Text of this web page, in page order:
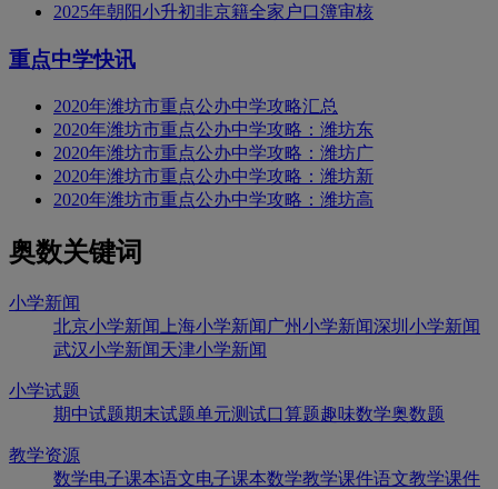
2025年朝阳小升初非京籍全家户口簿审核
重点中学快讯
2020年潍坊市重点公办中学攻略汇总
2020年潍坊市重点公办中学攻略：潍坊东
2020年潍坊市重点公办中学攻略：潍坊广
2020年潍坊市重点公办中学攻略：潍坊新
2020年潍坊市重点公办中学攻略：潍坊高
奥数关键词
小学新闻
北京小学新闻
上海小学新闻 广州小学新闻深圳小学新闻
武汉小学新闻 天津小学新闻
小学试题
期中试题期末试题单元测试口算题趣味数学奥数题
教学资源
数学电子课本语文电子课本数学教学课件语文教学课件